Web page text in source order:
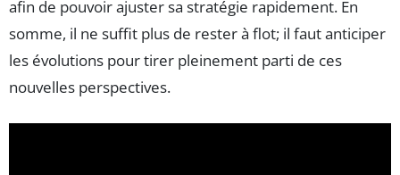
afin de pouvoir ajuster sa stratégie rapidement. En
somme, il ne suffit plus de rester à flot; il faut anticiper
les évolutions pour tirer pleinement parti de ces
nouvelles perspectives.